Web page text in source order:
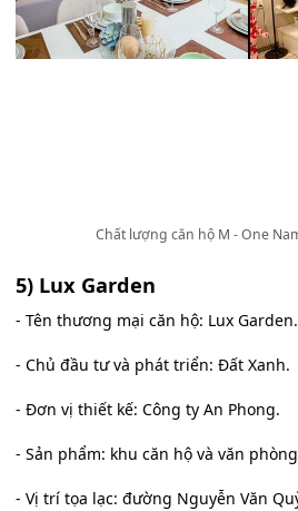
Chất lượng căn hộ M - One
5) Lux Garden
- Tên thương mại căn hộ: Lux Garden.
- Chủ đầu tư và phát triển: Đất Xanh.
- Đơn vị thiết kế: Công ty An Phong.
- Sản phẩm: khu căn hộ và văn
- Vị trí tọa lạc: đường Nguyễn Văn